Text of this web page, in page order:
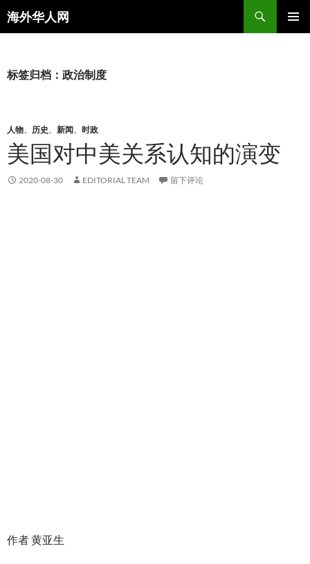
海外华人网
搜
索
文
标签归档：政治制度
人物、 历史、 新闻、 时政
美国对中美关系认知的演变
2020-08-30 EDITORIAL TEAM 留下评论
作者 黄亚生